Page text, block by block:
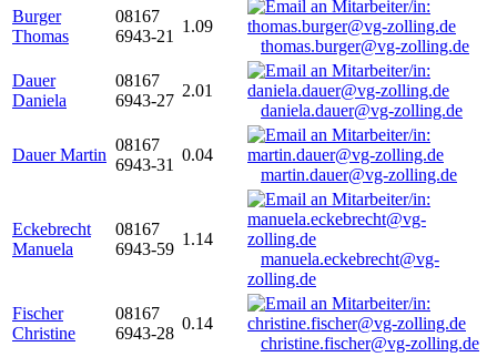
Burger
Thomas
08167
6943-21
1.09
thomas.burger@vg-zolling.de
Dauer
Daniela
08167
6943-27
2.01
daniela.dauer@vg-zolling.de
Dauer Martin
08167
6943-31
0.04
martin.dauer@vg-zolling.de
Eckebrecht
Manuela
08167
6943-59
1.14
manuela.eckebrecht@vg-
zolling.de
Fischer
Christine
08167
6943-28
0.14
christine.fischer@vg-zolling.de